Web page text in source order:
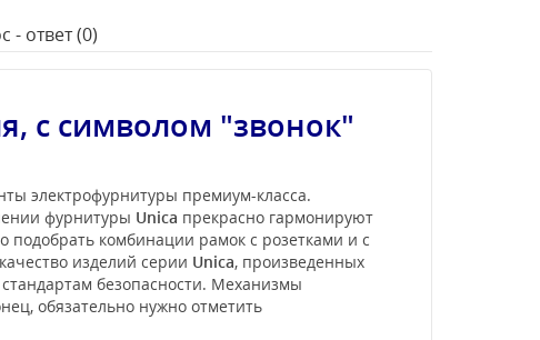
- ответ (0)
с символом "звонок"
электрофурнитуры премиум-класса.
фурнитуры Unica прекрасно гармонируют
подобрать комбинации рамок с розетками и с
изделий серии Unica, произведенных
безопасности. Механизмы
обязательно нужно отметить